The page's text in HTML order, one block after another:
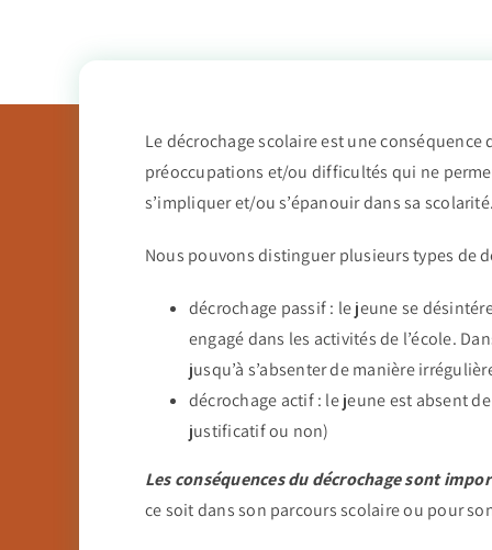
Le décrochage scolaire est une conséquence
préoccupations et/ou difficultés qui ne
s’impliquer et/ou s’épanouir dans sa scolarité.
Nous pouvons distinguer plusieurs types de
décrochage passif : le jeune se
engagé dans les activités de l’école.
jusqu’à s’absenter de manière
décrochage actif : le jeune est absent
justificatif ou non)
Les conséquences du décrochage sont
ce soit dans son parcours scolaire ou pour